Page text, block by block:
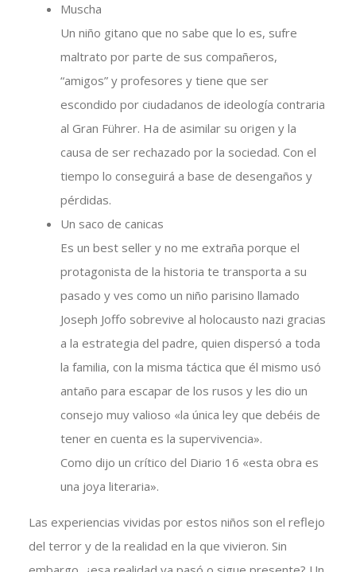
Muscha
Un niño gitano que no sabe que lo es, sufre
maltrato por parte de sus compañeros,
“amigos” y profesores y tiene que ser
escondido por ciudadanos de ideología contraria
al Gran Führer. Ha de asimilar su origen y la
causa de ser rechazado por la sociedad. Con el
tiempo lo conseguirá a base de desengaños y
pérdidas.
Un saco de canicas
Es un best seller y no me extraña porque el
protagonista de la historia te transporta a su
pasado y ves como un niño parisino llamado
Joseph Joffo sobrevive al holocausto nazi gracias
a la estrategia del padre, quien dispersó a toda
la familia, con la misma táctica que él mismo usó
antaño para escapar de los rusos y les dio un
consejo muy valioso «la única ley que debéis de
tener en cuenta es la supervivencia».
Como dijo un crítico del Diario 16 «esta obra es
una joya literaria».
Las experiencias vividas por estos niños son el reflejo
del terror y de la realidad en la que vivieron. Sin